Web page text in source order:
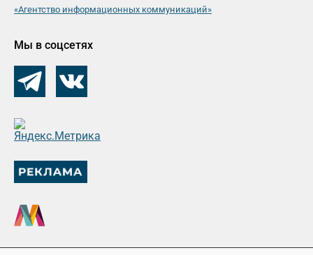
«Агентство информационных коммуникаций»
Мы в соцсетях